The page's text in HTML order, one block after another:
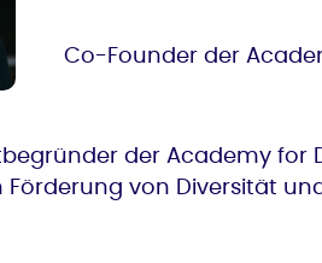
Co-Founder der
der Academy for
Förderung von Diversität